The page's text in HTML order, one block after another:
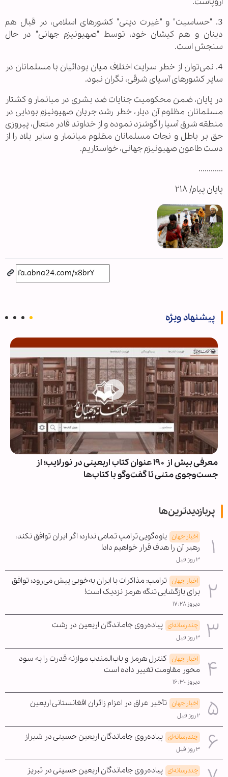
3. "حساسیت" و "غیرت دینی" کشورهای اسلامی، در قبال هم
دینان و هم کیشان خود، توسط "صهیونیزم جهانی" در حال
سنجش است.
4. نمی‌توان از خطر سرایت اختلاف میان بودائیان با مسلمانان در
سایر کشورهای آسیای شرقی، نگران نبود.
در پایان، ضمن محکومیت جنایات ضد بشری در میانمار و کشتار
مسلمانان مظلوم آن دیار، خطر رشد جریان صهیونیزمِ بودایی در
منطقه شرق آسیا را گوشزد نموده و از خداوند قادر متعال، پیروزی
حق بر باطل و نجات مسلمانان مظلوم میانمار و سایر بلاد را از
دست طاعون صهیونیزم جهانی، خواستاریم.
............
پایان پیام/ ۲۱۸
پیشنهاد ویژه
معرفی بیش از ۱۹۰ عنوان کتاب اربعینی در نورلایب؛ از
جست‌وجوی متنی تا گفت‌وگو با کتاب‌ها
پربازدیدترین‌ها
اخبار جهان یاوه‌گویی ترامپ تمامی ندارد؛ اگر ایران توافق نکند،
رهبر آن را هدف قرار خواهیم داد!
۳ روز قبل
اخبار جهان ترامپ: مذاکرات با ایران به‌خوبی پیش می‌رود؛ توافق
برای بازگشایی تنگه هرمز نزدیک است!
دیروز ۱۷:۲۸
چندرسانه‌ای پیاده‌روی جاماندگان اربعین در رشت
۳ روز قبل
اخبار جهان کنترل هرمز و باب‌المندب موازنه قدرت را به سود
محور مقاومت تغییر داده است
دیروز ۱۶:۳۰
اخبار جهان تأخیر عراق در اعزام زائران افغانستانی اربعین
۲ روز قبل
چندرسانه‌ای پیاده‌روی جاماندگان اربعین حسینی در شیراز
۳ روز قبل
چندرسانه‌ای پیاده‌روی جاماندگان اربعین حسینی در تبریز